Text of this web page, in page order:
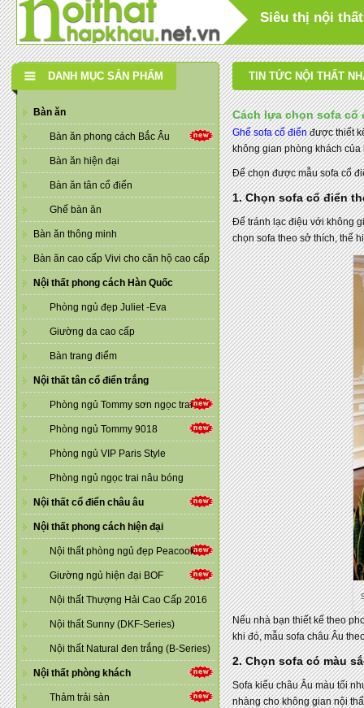
Siêu thị nội
DANH MỤC SẢN PHẨM
Bàn ăn
Bàn ăn phong cách Bắc Âu
Bàn ăn hiện đại
Bàn ăn tân cổ điển
Ghế bàn ăn
Bàn ăn thông minh
Bàn ăn cao cấp Vivi cho căn hộ cao cấp
Nội thất phong cách Hàn Quốc
Phòng ngủ đẹp Juliet -Eva
Giường da cao cấp
Bàn trang điểm
Nội thất tân cổ điển trắng
Phòng ngủ Tommy sơn ngọc trai
Phòng ngủ Tommy 9018
Phòng ngủ VIP Paris Style
Phòng ngủ ngọc trai nâu bóng
Nội thất cổ điển châu âu
Nội thất phong cách hiện đại
Nội thất phòng ngủ đẹp Peacook
Giường ngủ hiện đại BOF
Nội thất Thượng Hải Cao Cấp 2016
Nội thất Sunny (DKF-Series)
Nội thất Natural đen trắng (B-Series)
Nội thất phòng khách
Thảm trải sàn
TIN TỨC NỘI THẤT
Cách lựa chọn sofa cổ
Ghế sofa cổ điểnđược thiết
không gian phòng khách của
Để chọn được mẫu sofa cổ
1. Chọn sofa cổ điển
Để tránh lạc điệu với không
chọn sofa theo sở thích, thể
Nếu nhà bạn thiết kế theo
khi đó, mẫu sofa châu Âu
2. Chọn sofa có màu
Sofa kiểu châu Âu màu tối
nhàng cho không gian nội